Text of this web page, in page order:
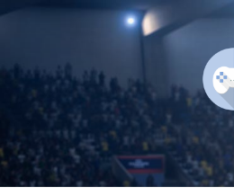
principal